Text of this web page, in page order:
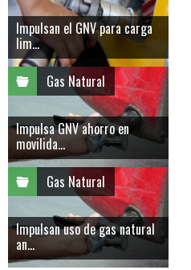
Impulsan el GNV para carga
lim...
Gas Natural
Impulsa GNV ahorro en
movilida...
Gas Natural
Impulsan uso de gas natural
an...